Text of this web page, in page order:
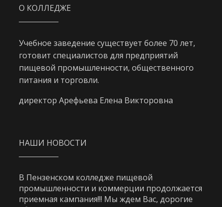
О КОЛЛЕДЖЕ
Учебное заведение существует более 70 лет,
готовит специалистов для предприятий
пищевой промышленности, общественного
питания и торговли.
директор Арефьева Елена Викторовна
НАШИ НОВОСТИ
В Пензенском колледже пищевой
промышленности и коммерции продолжается
приемная кампания!!! Мы ждем Вас, дорогие